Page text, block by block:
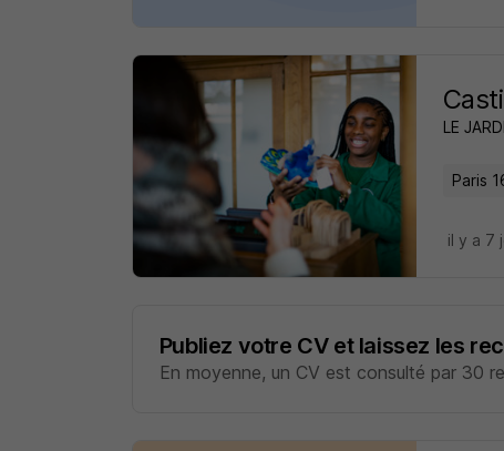
LE
Paris
il y a 7
Publiez votre CV et laissez les
En moyenne, un CV est consulté par 30